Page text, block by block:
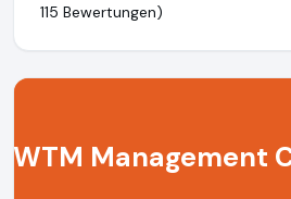
115 Bewertungen)
WTM Management